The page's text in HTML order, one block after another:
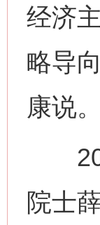
经济
略导
康说。
院士